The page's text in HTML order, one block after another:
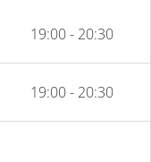
19:00 - 20:30
19:00 - 20:30